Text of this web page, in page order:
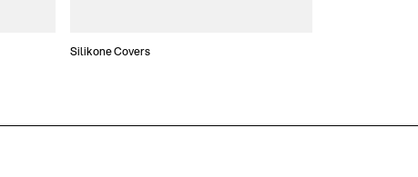
Silikone Covers